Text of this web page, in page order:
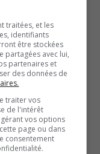
le tout
d’Espace
traitées, et les
identifiants
être stockées
partagées avec lui,
partenaires et
des données de
traiter vos
de l'intérêt
vos options
page ou dans
consentement